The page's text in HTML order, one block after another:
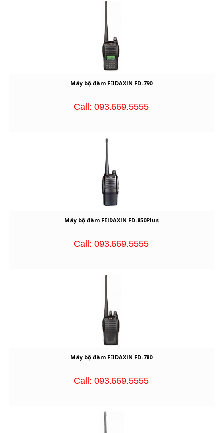
Máy bộ đàm FEIDAXIN FD-790
Call: 093.669.5555
Máy bộ đàm FEIDAXIN FD-850Plus
Call: 093.669.5555
Máy bộ đàm FEIDAXIN FD-780
Call: 093.669.5555